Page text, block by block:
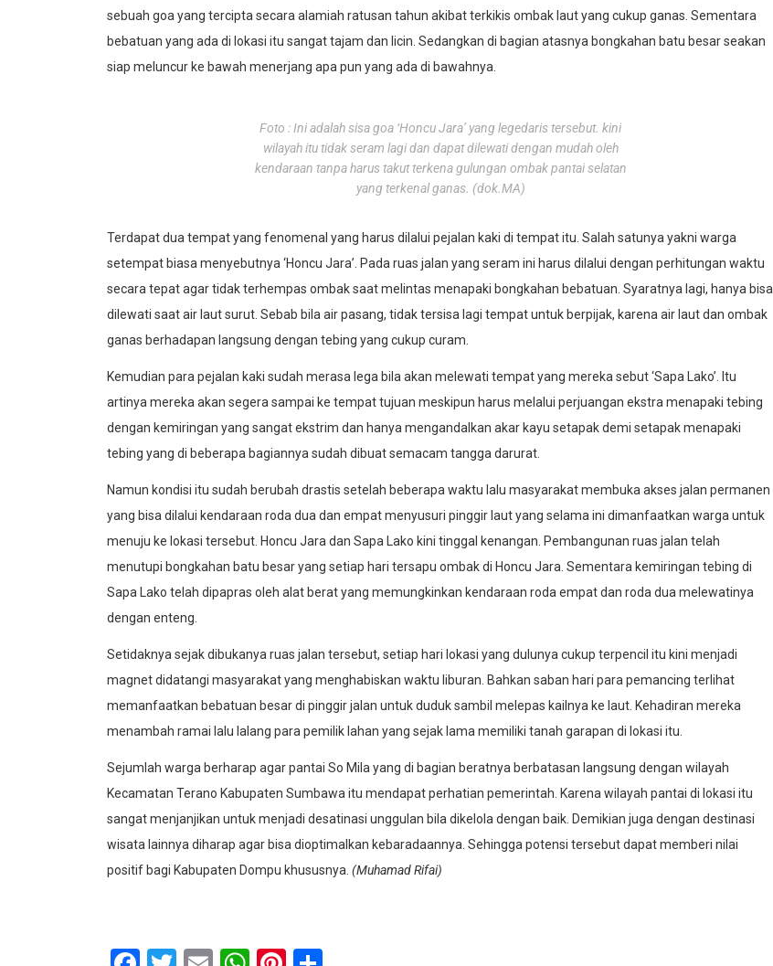
sebuah goa yang tercipta secara alamiah ratusan tahun akibat terkikis ombak laut yang cukup ganas. Sementara
bebatuan yang ada di lokasi itu sangat tajam dan licin. Sedangkan di bagian atasnya bongkahan batu besar seakan
siap meluncur ke bawah menerjang apa pun yang ada di bawahnya.
Foto : Ini adalah sisa goa ‘Honcu Jara’ yang legedaris tersebut. kini
wilayah itu tidak seram lagi dan dapat dilewati dengan mudah oleh
kendaraan tanpa harus takut terkena gulungan ombak pantai selatan
yang terkenal ganas. (dok.MA)
Terdapat dua tempat yang fenomenal yang harus dilalui pejalan kaki di tempat itu. Salah satunya yakni warga
setempat biasa menyebutnya ‘Honcu Jara’. Pada ruas jalan yang seram ini harus dilalui dengan perhitungan waktu
secara tepat agar tidak terhempas ombak saat melintas menapaki bongkahan bebatuan. Syaratnya lagi, hanya bisa
dilewati saat air laut surut. Sebab bila air pasang, tidak tersisa lagi tempat untuk berpijak, karena air laut dan ombak
ganas berhadapan langsung dengan tebing yang cukup curam.
Kemudian para pejalan kaki sudah merasa lega bila akan melewati tempat yang mereka sebut ‘Sapa Lako’. Itu
artinya mereka akan segera sampai ke tempat tujuan meskipun harus melalui perjuangan ekstra menapaki tebing
dengan kemiringan yang sangat ekstrim dan hanya mengandalkan akar kayu setapak demi setapak menapaki
tebing yang di beberapa bagiannya sudah dibuat semacam tangga darurat.
Namun kondisi itu sudah berubah drastis setelah beberapa waktu lalu masyarakat membuka akses jalan permanen
yang bisa dilalui kendaraan roda dua dan empat menyusuri pinggir laut yang selama ini dimanfaatkan warga untuk
menuju ke lokasi tersebut. Honcu Jara dan Sapa Lako kini tinggal kenangan. Pembangunan ruas jalan telah
menutupi bongkahan batu besar yang setiap hari tersapu ombak di Honcu Jara. Sementara kemiringan tebing di
Sapa Lako telah dipapras oleh alat berat yang memungkinkan kendaraan roda empat dan roda dua melewatinya
dengan enteng.
Setidaknya sejak dibukanya ruas jalan tersebut, setiap hari lokasi yang dulunya cukup terpencil itu kini menjadi
magnet didatangi masyarakat yang menghabiskan waktu liburan. Bahkan saban hari para pemancing terlihat
memanfaatkan bebatuan besar di pinggir jalan untuk duduk sambil melepas kailnya ke laut. Kehadiran mereka
menambah ramai lalu lalang para pemilik lahan yang sejak lama memiliki tanah garapan di lokasi itu.
Sejumlah warga berharap agar pantai So Mila yang di bagian beratnya berbatasan langsung dengan wilayah
Kecamatan Terano Kabupaten Sumbawa itu mendapat perhatian pemerintah. Karena wilayah pantai di lokasi itu
sangat menjanjikan untuk menjadi desatinasi unggulan bila dikelola dengan baik. Demikian juga dengan destinasi
wisata lainnya diharap agar bisa dioptimalkan kebaradaannya. Sehingga potensi tersebut dapat memberi nilai
positif bagi Kabupaten Dompu khususnya. (Muhamad Rifai)